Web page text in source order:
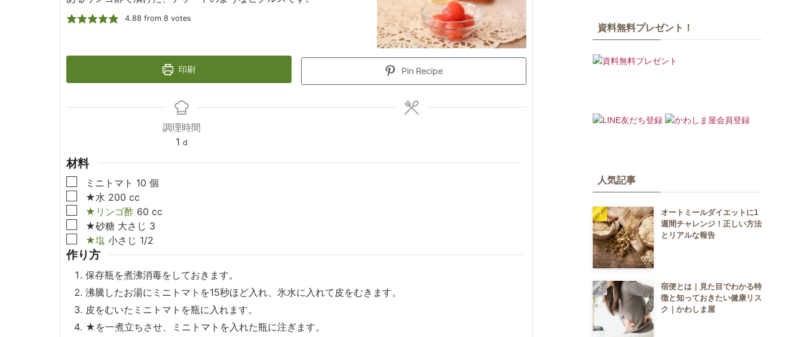
4.88 from 8 votes
印刷 Pin Recipe
調理時間
1day
d
材料
▢ミニトマト 10 個
▢
★水 200 cc
▢
★リンゴ酢 60 cc
▢
★砂糖 大さじ 3
▢
★塩 小さじ 1/2
作り方
保存瓶を煮沸消毒をしておきます。
沸騰したお湯にミニトマトを15秒ほど入れ、氷水に入れて皮をむきます。
皮をむいたミニトマトを瓶に入れます。
★を一煮立ちさせ、ミニトマトを入れた瓶に注ぎます。
資料無料プレゼント！
人気記事
オートミールダイエットに1
週間チャレンジ！正しい方法
とリアルな報告
宿便とは｜見た目でわかる特
徴と知っておきたい健康リス
ク｜かわしま屋